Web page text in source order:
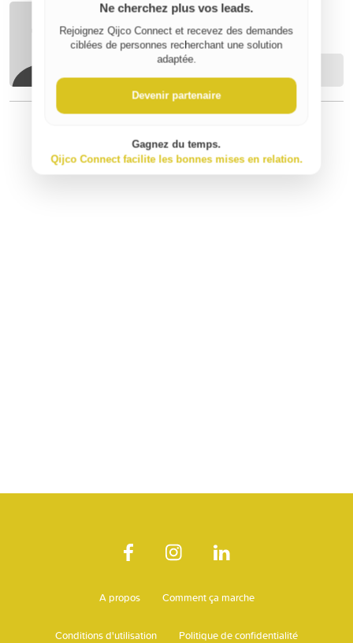
Thomas V
⚠️ Signaler un contenu inapproprié
A propos Comment ça marche
Conditions d'utilisation Politique de confidentialité
Ne cherchez plus vos leads.
Rejoignez Qijco Connect et recevez des demandes
ciblées de personnes recherchant une solution
adaptée.
Devenir partenaire
Gagnez du temps.
Qijco Connect facilite les bonnes mises en relation.